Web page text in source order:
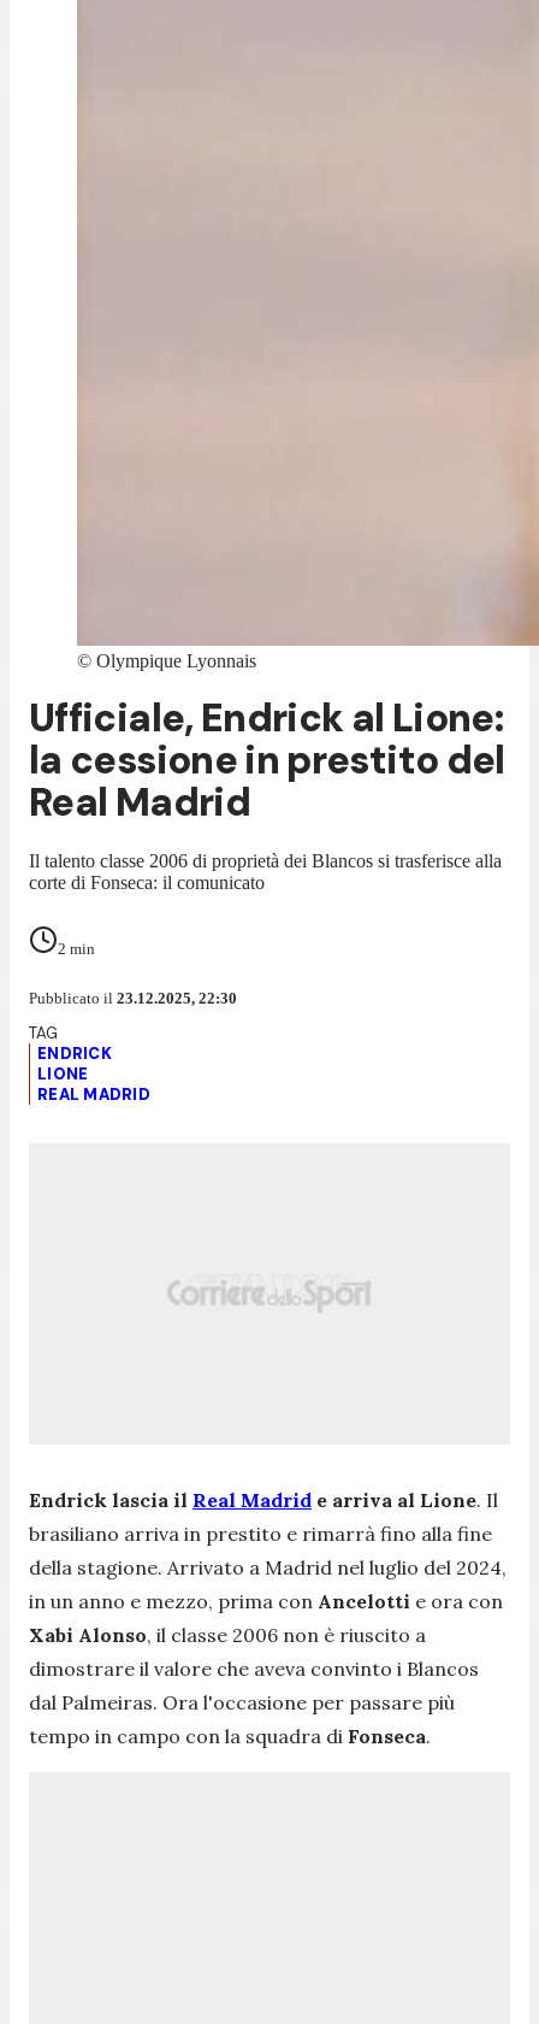
© Olympique Lyonnais
Ufficiale, Endrick al Lione:
la cessione in prestito del
Real Madrid
Il talento classe 2006 di proprietà dei Blancos si trasferisce alla
corte di Fonseca: il comunicato
2 min
Pubblicato il 23.12.2025, 22:30
ENDRICK
LIONE
REAL MADRID
Endrick lascia il Real Madrid e arriva al Lione. Il
brasiliano arriva in prestito e rimarrà fino alla fine
della stagione. Arrivato a Madrid nel luglio del 2024,
in un anno e mezzo, prima con Ancelotti e ora con
Xabi Alonso, il classe 2006 non è riuscito a
dimostrare il valore che aveva convinto i Blancos
dal Palmeiras. Ora l'occasione per passare più
tempo in campo con la squadra di Fonseca.